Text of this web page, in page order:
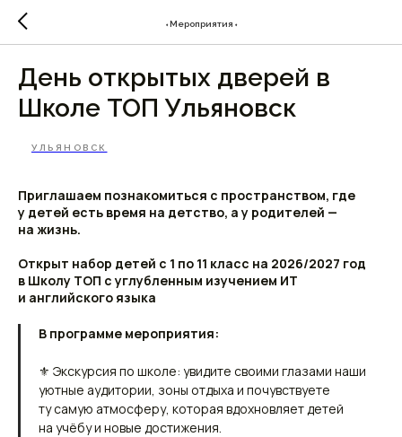
⬫Мероприятия⬫
День открытых дверей в
Школе ТОП Ульяновск
УЛЬЯНОВСК
Приглашаем познакомиться с пространством, где
у детей есть время на детство, а у родителей —
на жизнь.
Открыт набор детей с 1 по 11 класс на 2026/2027 год
в Школу ТОП с углубленным изучением ИТ
и английского языка
В программе мероприятия:
⚜ Экскурсия по школе: увидите своими глазами наши
уютные аудитории, зоны отдыха и почувствуете
ту самую атмосферу, которая вдохновляет детей
на учёбу и новые достижения.